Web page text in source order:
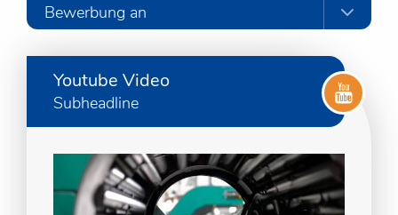
Bewerbung an
Youtube Video
Subheadline